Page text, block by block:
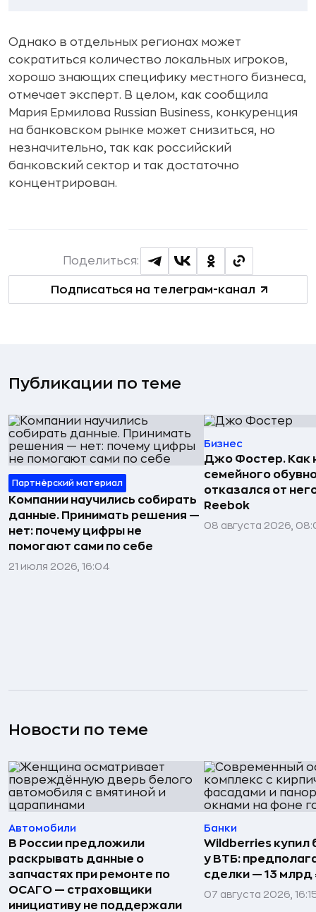
Однако в отдельных регионах может
сократиться количество локальных игроков,
хорошо знающих специфику местного бизнеса,
отмечает эксперт. В целом, как сообщила
Мария Ермилова Russian Business, конкуренция
на банковском рынке может снизиться, но
незначительно, так как российский
банковский сектор и так достаточно
концентрирован.
Подписаться на телеграм-канал
Поделиться:
Публикации по теме
Партнёрский материал
Компании научились собирать
данные. Принимать решения —
нет: почему цифры не
помогают сами по себе
21 июля 2026, 16:04
Бизнес
Джо Фостер. Как
семейного
отказался от
Reebok
08 августа 2026,
Новости по теме
Автомобили
В России предложили
раскрывать данные о
запчастях при ремонте по
ОСАГО — страховщики
инициативу не поддержали
Банки
Wildberries купил
у ВТБ:
сделки — 13 млрд
07 августа 2026,